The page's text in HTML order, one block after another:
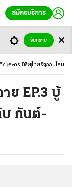
สมัครบริการ
ง ละคร ซีรีย์ ไทยรัฐออนไลน์
ย EP.3 บู้
บ กันต์-
รับทราบ